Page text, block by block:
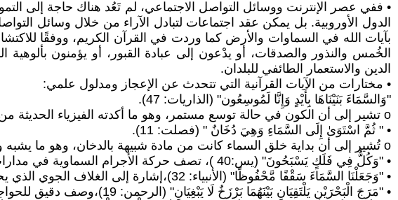
الدول الأوروبية. بل يمكن عقد اجتماعات لتبادل الآراء من خلال وسائل
بآيات الله في السماوات والأرض كما وردت في القرآن الكريم، ووفقًا
الخُمس والنذور والصدقات، أو يدْعون إلى عبادة القبور، أو يؤمنون
الدين والاستعمار الطائفي للبلدان.
• مختارات من الآيات القرآنية التي تتحدث عن الإعجاز ومدلول علمي:
"وَالسَّمَاءَ بَنَيْنَاهَا بِأَيْدٍ وَإِنَّا لَمُوسِعُون" (الذاريات: 47).
o تشير إلى أن الكون في حالة توسع مستمر، وهو ما أكدته الفيزياء الحديثة من خلال رصد ابتعاد المجرات.
• " ثُمَّ اسْتَوَىٰ إِلَى السَّمَاءِ وَهِيَ دُخَانٌ " (فصلت: 11).
o تُشير إلى أن بداية خلق السماء كانت من مادة شبيهة بالدخان، وهو ما يشبه وصف الانفجار العظيم.
• "وَكُلٌّ فِي فَلَكٍ يَسْبَحُونَ" (يس:40 )، تصف حركة الأجرام السماوية في مدارات، وهو ما أثبته علم الفلك.
• "وَجَعَلْنَا السَّمَاءَ سَقْفًا مَّحْفُوظًا" (الأنبياء: 32)،إشارة إلى الغلاف الجوي الذي يحمي الأرض من الإشعاعات والنيازك.
• "مَرَجَ الْبَحْرَيْنِ يَلْتَقِيَانِ بَيْنَهُمَا بَرْزَخٌ لَا يَبْغِيَانِ" (الرحمن: 19)،وصف دقيق للحواجز بين البحار بسبب اختلاف الكثافة والملوحة.